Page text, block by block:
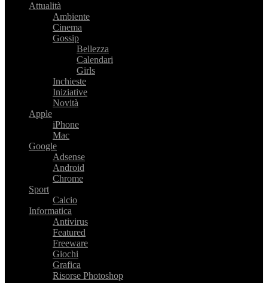
Attualità
Ambiente
Cinema
Gossip
Bellezza
Calendari
Girls
Inchieste
Iniziative
Novità
Apple
iPhone
Mac
Google
Adsense
Android
Chrome
Sport
Calcio
Informatica
Antivirus
Featured
Freeware
Giochi
Grafica
Risorse Photoshop